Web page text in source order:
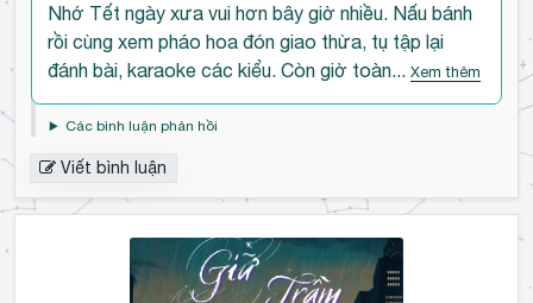
u
b
ì
Nhớ Tết ngày xưa vui hơn bây giờ nhiều. Nấu bánh
rồi cùng xem pháo hoa đón giao thừa, tụ tập lại
đánh bài, karaoke các kiểu. Còn giờ toàn... Xem thêm
Các bình luận phản hồi
Viết bình luận